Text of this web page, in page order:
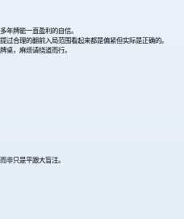
年牌能一直盈利的自信。
合理的翻前入局范围看起来都是偏紧但实际是正确的。
桌，麻烦请绕道而行。
非只是平跟大盲注。